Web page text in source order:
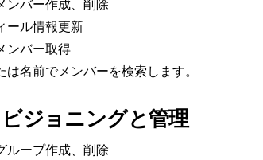
ンバー作成、削除
ール情報更新
ンバー取得
は名前でメンバーを検索します。
ジョニングと管理
ループ作成、削除